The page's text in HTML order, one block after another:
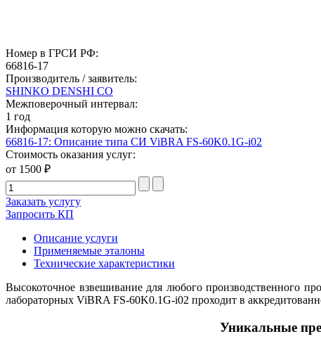
Номер в ГРСИ РФ:
66816-17
Производитель / заявитель:
SHINKO DENSHI CO
Межповерочный интервал:
1 год
Информация которую можно скачать:
66816-17: Описание типа СИ ViBRA FS-60K0.1G-i02
Стоимость оказания услуг:
от 1500 ₽
Заказать услугу
Запросить КП
Описание услуги
Применяемые эталоны
Технические характеристики
Высокоточное взвешивание для любого производственного
лабораторных ViBRA FS-60K0.1G-i02 проходит в
Уникальные